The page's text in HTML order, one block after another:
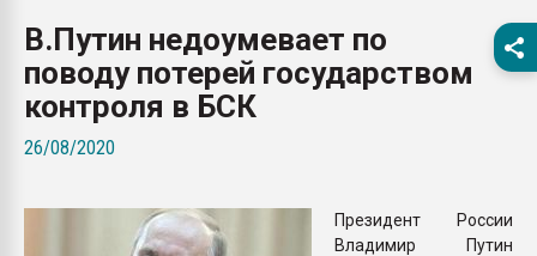
вакуумного
Продам отходы
поликарбоната и АБС-
В.Путин недоумевает по
поводу потерей государством
контроля в БСК
26/08/2020
Президент России
Владимир Путин